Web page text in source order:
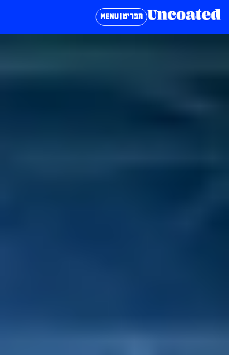
תפריט | MENU